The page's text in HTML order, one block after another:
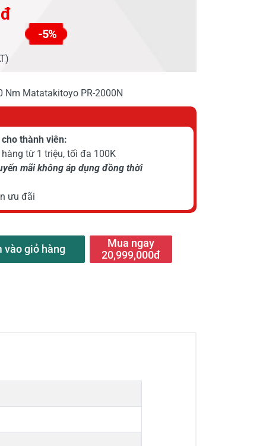
-5%
Nm Matatakitoyo PR-2000N
thành viên:
từ 1 triệu, tối đa 100K
mãi không áp dụng đồng thời
ưu đãi
vào giỏ hàng
Mua ngay
20,999,000đ